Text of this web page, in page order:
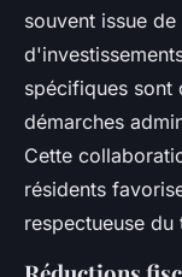
souvent issue de
spécifiques sont
démarches
Cette
résidents
respectueuse du